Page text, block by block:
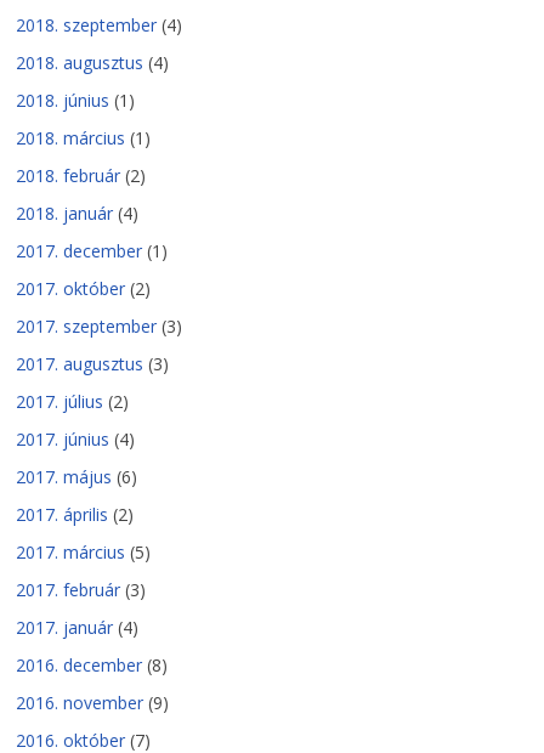
2018. szeptember (4)
2018. augusztus (4)
2018. június (1)
2018. március (1)
2018. február (2)
2018. január (4)
2017. december (1)
2017. október (2)
2017. szeptember (3)
2017. augusztus (3)
2017. július (2)
2017. június (4)
2017. május (6)
2017. április (2)
2017. március (5)
2017. február (3)
2017. január (4)
2016. december (8)
2016. november (9)
2016. október (7)